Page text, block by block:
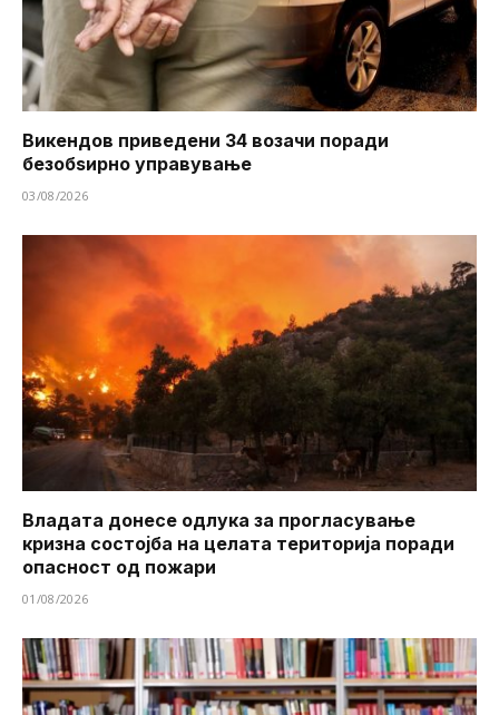
Викендов приведени 34 возачи поради
безобѕирно управување
03/08/2026
Владата донесе одлука за прогласување
кризна состојба на целата територија поради
опасност од пожари
01/08/2026